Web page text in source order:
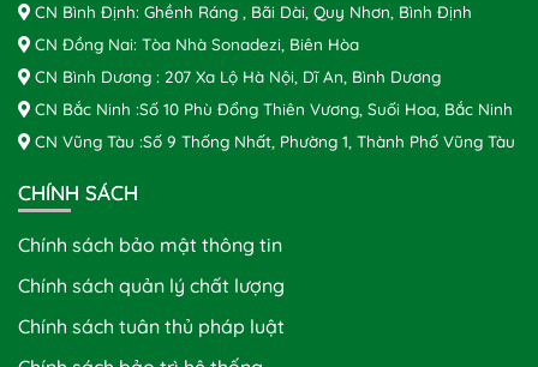
CN Bình Định: Ghềnh Ráng , Bãi Dài, Quy Nhơn, Bình Định
CN Đồng Nai: Tòa Nhà Sonadezi, Biên Hòa
CN Bình Dương : 207 Xa Lộ Hà Nội, Dĩ An, Bình Dương
CN Bắc Ninh :Số 10 Phù Đổng Thiên Vương, Suối Hoa, Bắc Ninh
CN Vũng Tàu :Số 9 Thống Nhất, Phường 1, Thành Phố Vũng Tàu
CHÍNH SÁCH
Chính sách bảo mật thông tin
Chính sách quản lý chất lượng
Chính sách tuân thủ pháp luật